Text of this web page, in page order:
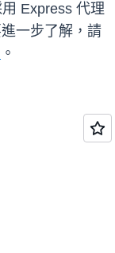
Express 代理
一步了解，請
。